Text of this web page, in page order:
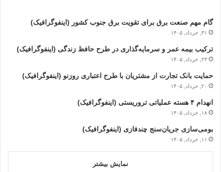
گام مهم صنعت برق برای تقویت برق جنوب کشور (اینفوگرافیک)
۳۱, خرداد, ۱۴۰۵
ترکیب بیمه عمر و سرمایه‌گذاری در طرح حافظ زندگی (اینفوگرافیک)
۲۳, خرداد, ۱۴۰۵
حمایت بانک تجارت از مشتریان با طرح اعتباری روزنو (اینفوگرافیک)
۲۰, خرداد, ۱۴۰۵
انهدام ۴ هسته عملیاتی تروریستی (اینفوگرافیک)
۱۸, خرداد, ۱۴۰۵
بومی‌سازی جریان‌سنج چندفازی (اینفوگرافیک)
۱۱, خرداد, ۱۴۰۵
نمایش بیشتر